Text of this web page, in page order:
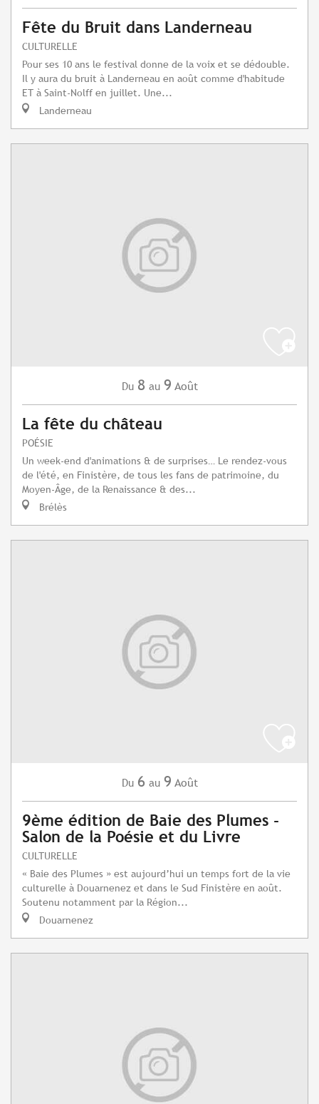
Fête du Bruit dans Landerneau
CULTURELLE
Pour ses 10 ans le festival donne de la voix et se dédouble.
Il y aura du bruit à Landerneau en août comme d'habitude
ET à Saint-Nolff en juillet. Une...
Landerneau
Du 8 au 9 Août
La fête du château
POÉSIE
Un week-end d'animations & de surprises… Le rendez-vous
de l'été, en Finistère, de tous les fans de patrimoine, du
Moyen-Âge, de la Renaissance & des...
Brélès
Du 6 au 9 Août
9ème édition de Baie des Plumes -
Salon de la Poésie et du Livre
CULTURELLE
« Baie des Plumes » est aujourd’hui un temps fort de la vie
culturelle à Douarnenez et dans le Sud Finistère en août.
Soutenu notamment par la Région...
Douarnenez